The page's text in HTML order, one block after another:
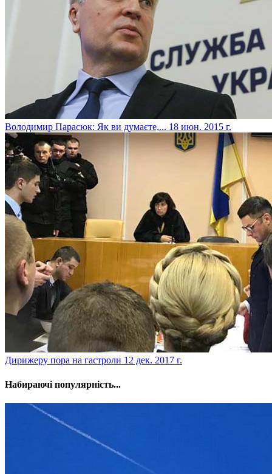
Володимир Парасюк: Як ви думаєте,... 18 июн. 2015 г.
​Дирижеру пора на гастроли 12 дек. 2017 г.
Набираючі популярність...